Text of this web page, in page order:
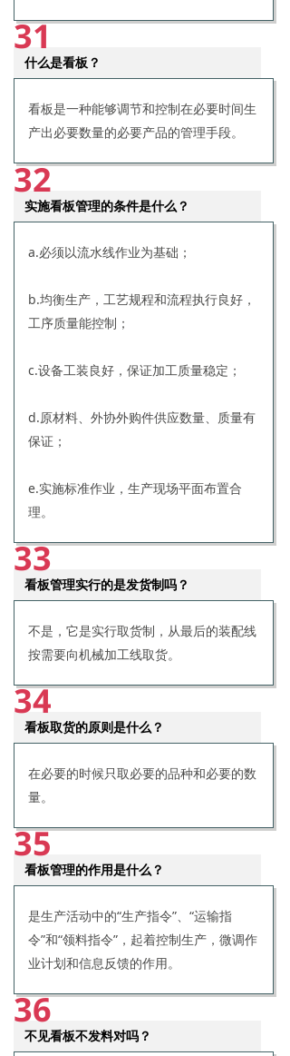
31
什么是看板？
看板是一种能够调节和控制在必要时间生
产出必要数量的必要产品的管理手段。
32
实施看板管理的条件是什么？
a.必须以流水线作业为基础；
b.均衡生产，工艺规程和流程执行良好，
工序质量能控制；
c.设备工装良好，保证加工质量稳定；
d.原材料、外协外购件供应数量、质量有
保证；
e.实施标准作业，生产现场平面布置合
理。
33
看板管理实行的是发货制吗？
不是，它是实行取货制，从最后的装配线
按需要向机械加工线取货。
34
看板取货的原则是什么？
在必要的时候只取必要的品种和必要的数
量。
35
看板管理的作用是什么？
是生产活动中的“生产指令”、“运输指
令”和“领料指令”，起着控制生产，微调作
业计划和信息反馈的作用。
36
不见看板不发料对吗？